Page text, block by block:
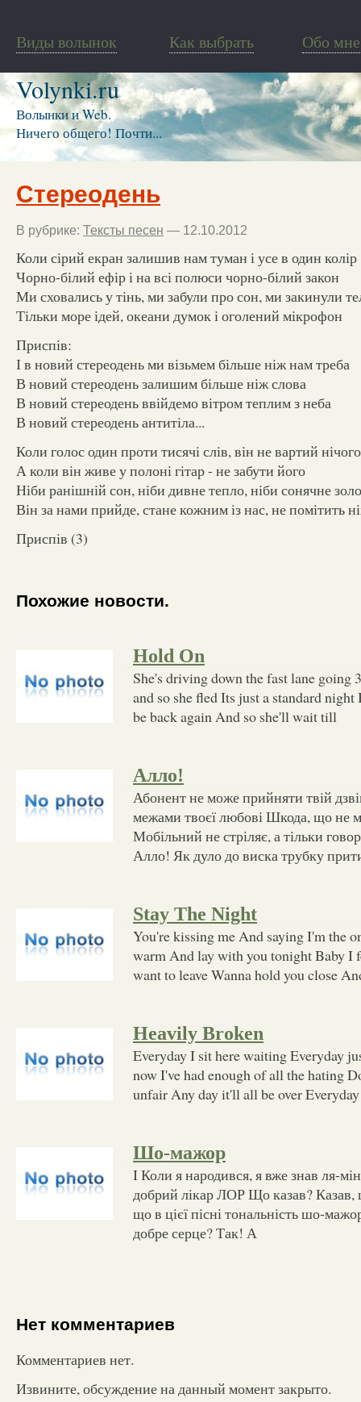
Виды волынок Как выбрать Обо мне
Volynki.ru
Волынки и Web.
Ничего общего! Почти...
Стереодень
В рубрике: Тексты песен — 12.10.2012
Коли сірий екран залишив нам туман і усе в один колір
Чорно-білий ефір і на всі полюси чорно-білий закон
Ми сховались у тінь, ми забули про сон, ми закинули
Тільки море ідей, океани думок і оголений мікрофон
Приспів:
І в новий стереодень ми візьмем більше ніж нам треба
В новий стереодень залишим більше ніж слова
В новий стереодень ввійдемо вітром теплим з неба
В новий стереодень антитіла...
Коли голос один проти тисячі слів, він не вартий нічого
А коли він живе у полоні гітар - не забути його
Ніби ранішній сон, ніби дивне тепло, ніби сонячне
Він за нами прийде, стане кожним із нас, не помітить
Приспів (3)
Похожие новости.
Hold On
She's driving down the fast lane going
and so she fled Its just a standard
be back again And so she'll wait till
Алло!
Абонент не може прийняти твій
межами твоєї любові Шкода, що не
Мобільний не стріляє, а тільки
Алло! Як дуло до виска трубку
Stay The Night
You're kissing me And saying I'm the
warm And lay with you tonight Baby I
want to leave Wanna hold you close
Heavily Broken
Everyday I sit here waiting Everyday
now I've had enough of all the hating
unfair Any day it'll all be over
Шо-мажор
I Коли я народився, я вже знав ля-
добрий лікар ЛОР Що казав?
що в цієї пісні тональність шо-
добре серце? Так! А
Нет комментариев
Комментариев нет.
Извините, обсуждение на данный момент закрыто.